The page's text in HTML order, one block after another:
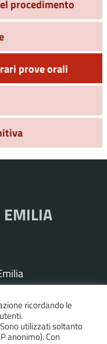
procedimento
prove orali
EMILIA
ricordando le
utilizzati soltanto
anonimo). Con